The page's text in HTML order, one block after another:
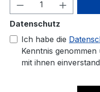
Datenschutz
Ich habe die
Kenntnis genommen
mit ihnen